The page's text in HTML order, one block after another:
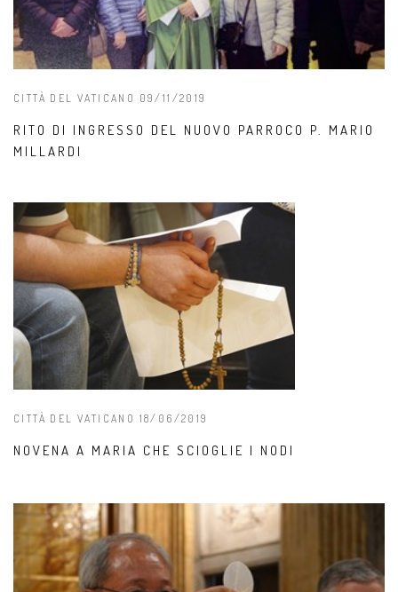
CITTÀ DEL VATICANO 09/11/2019
RITO DI INGRESSO DEL NUOVO PARROCO P. MARIO
MILLARDI
CITTÀ DEL VATICANO 18/06/2019
NOVENA A MARIA CHE SCIOGLIE I NODI